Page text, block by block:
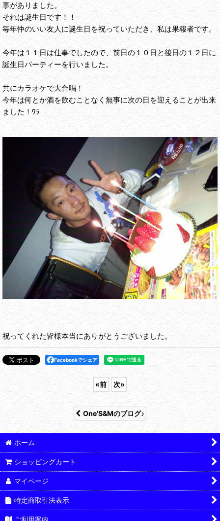
事がありました。
それは誕生日です！！
毎年仲のいい友人に誕生日を祝っていただき、私は果報者です。
今年は１１日は仕事でしたので、前日の１０日と後日の１２日に
誕生日パーティーを行いました。
共にカラオケで大合唱！
今年は何とか酒を飲むことなく無事に次の日を迎えることが出来
ました！ﾜﾗ
祝ってくれた皆様本当にありがとうございました。
Facebookでシェア
«前 次»
One'S&Mのブログ♪
ホーム
ショッピングカート
マイページ
特定商取引法表示
ご利用案内